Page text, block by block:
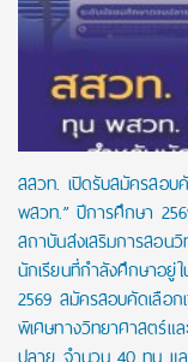
สสวท. เปิดรับสมัครสอบ
พสวท.” ปีการศึกษา
สถาบันส่งเสริมการสอน
นักเรียนที่กำลังศึกษาอยู่
2569 สมัครสอบคัดเลือ
พิเศษทางวิทยาศาสตร์แ